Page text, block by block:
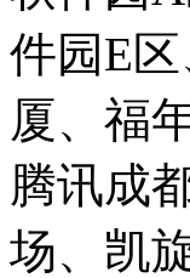
件园E
厦、福
腾讯成
场、凯